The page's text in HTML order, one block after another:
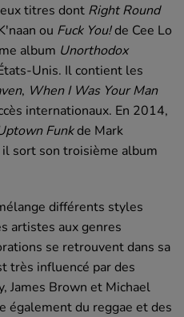
titres dont Right Round
ou Fuck You!de Cee Lo
album Unorthodox
Unis. Il contient les
, When I Was Your Man
internationaux. En 2014,
Funkde Mark
sort son troisième album
différents styles
artistes aux genres
se retrouvent dans sa
très influencé par des
James Brown et Michael
également du reggae et des